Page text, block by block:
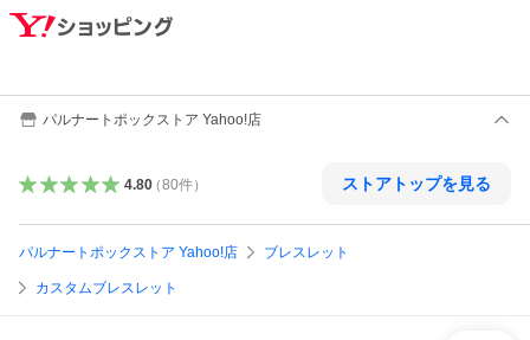
パルナートポックストア Yahoo!店
4.80（80件） ストアトップを見る
パルナートポックストア Yahoo!店 ブレスレット
カスタムブレスレット